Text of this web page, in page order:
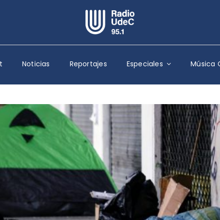
Escuchar Radio UdeC en vivo
Quiénes Somos
Programación
Podcast
Noticias
Reportajes
Columnas
Música Clásica
Especiales
Noticias Reportajes Especiales Música